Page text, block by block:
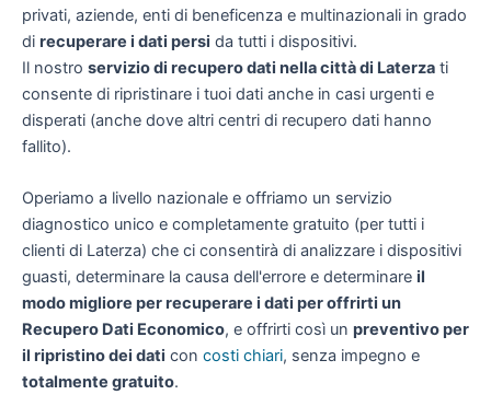
privati, aziende, enti di beneficenza e multinazionali in grado
di recuperare i dati persi da tutti i dispositivi.
Il nostro servizio di recupero dati nella città di Laterza ti
consente di ripristinare i tuoi dati anche in casi urgenti e
disperati (anche dove altri centri di recupero dati hanno
fallito).
Operiamo a livello nazionale e offriamo un servizio
diagnostico unico e completamente gratuito (per tutti i
clienti di Laterza) che ci consentirà di analizzare i dispositivi
guasti, determinare la causa dell'errore e determinare il
modo migliore per recuperare i dati per offrirti un
Recupero Dati Economico, e offrirti così un preventivo per
il ripristino dei dati con costi chiari, senza impegno e
totalmente gratuito.